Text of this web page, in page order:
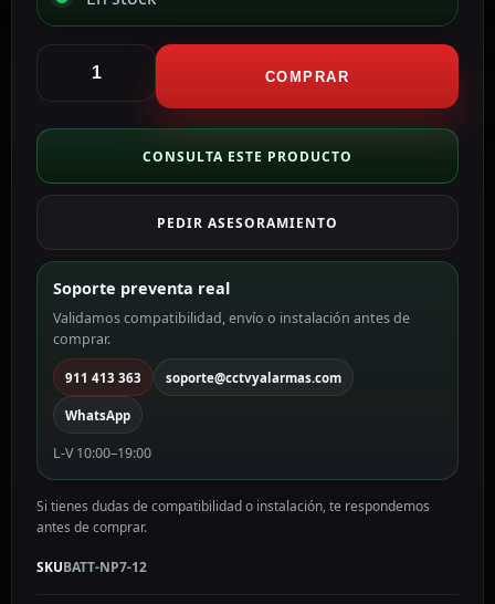
Batería
BATT-
NP7-
cantidad
COMPRAR
CONSULTA ESTE PRODUCTO
PEDIR ASESORAMIENTO
Soporte preventa real
Validamos compatibilidad, envío o instalación antes de
comprar.
911 413 363 soporte@cctvyalarmas.com
WhatsApp
L-V 10:00–19:00
Si tienes dudas de compatibilidad o instalación, te respondemos
antes de comprar.
SKUBATT-NP7-12